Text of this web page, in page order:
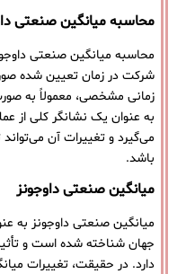
محاسبه میانگین صنعتی
محاسبه میانگین صنعتی
شرکت در زمان تعیین شده
زمانی مشخصی، معمولاً به
به عنوان یک نشانگر کلی از
می‌گیرد و تغییرات آن می‌تواند
باشد.
میانگین صنعتی داوجونز
میانگین صنعتی داوجونز به
جهان شناخته شده است و
دارد. در حقیقت، تغییرات